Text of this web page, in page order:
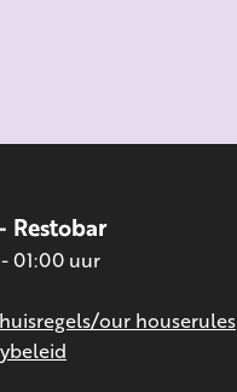
Restobar
01:00 uur
our houserules